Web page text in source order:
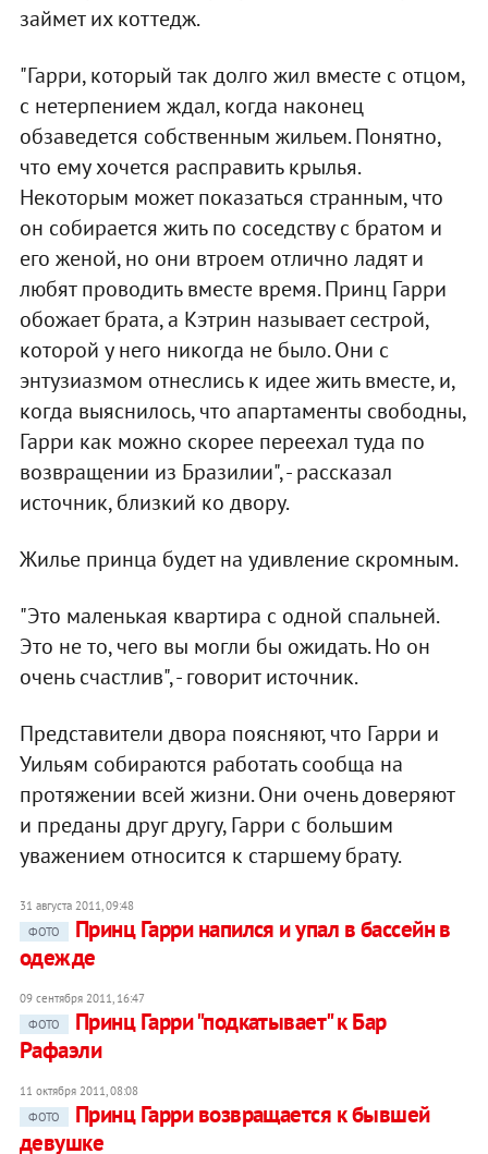
займет их коттедж.
"Гарри, который так долго жил вместе с отцом,
с нетерпением ждал, когда наконец
обзаведется собственным жильем. Понятно,
что ему хочется расправить крылья.
Некоторым может показаться странным, что
он собирается жить по соседству с братом и
его женой, но они втроем отлично ладят и
любят проводить вместе время. Принц Гарри
обожает брата, а Кэтрин называет сестрой,
которой у него никогда не было. Они с
энтузиазмом отнеслись к идее жить вместе, и,
когда выяснилось, что апартаменты свободны,
Гарри как можно скорее переехал туда по
возвращении из Бразилии", - рассказал
источник, близкий ко двору.
Жилье принца будет на удивление скромным.
"Это маленькая квартира с одной спальней.
Это не то, чего вы могли бы ожидать. Но он
очень счастлив", - говорит источник.
Представители двора поясняют, что Гарри и
Уильям собираются работать сообща на
протяжении всей жизни. Они очень доверяют
и преданы друг другу, Гарри с большим
уважением относится к старшему брату.
31 августа 2011, 09:48
ФОТО
Принц Гарри напился и упал в бассейн в
одежде
09 сентября 2011, 16:47
ФОТО
Принц Гарри "подкатывает" к Бар
Рафаэли
11 октября 2011, 08:08
ФОТО
Принц Гарри возвращается к бывшей
девушке